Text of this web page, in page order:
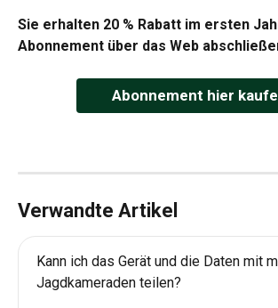
Sie erhalten 20 % Rabatt im ersten
Abonnement über das Web
Abonnement hier
Verwandte Artikel
Kann ich das Gerät und die Daten mit
Jagdkameraden teilen?